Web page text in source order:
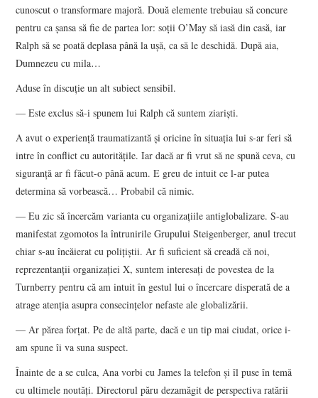
cunoscut o transformare majoră. Două elemente trebuiau să concure
pentru ca şansa să fie de partea lor: soţii O’May să iasă din casă, iar
Ralph să se poată deplasa până la uşă, ca să le deschidă. După aia,
Dumnezeu cu mila…
Aduse în discuţie un alt subiect sensibil.
— Este exclus să-i spunem lui Ralph că suntem ziarişti.
A avut o experienţă traumatizantă şi oricine în situaţia lui s-ar feri să
intre în conflict cu autorităţile. Iar dacă ar fi vrut să ne spună ceva, cu
siguranţă ar fi făcut-o până acum. E greu de intuit ce l-ar putea
determina să vorbească… Probabil că nimic.
— Eu zic să încercăm varianta cu organizaţiile antiglobalizare. S-au
manifestat zgomotos la întrunirile Grupului Steigenberger, anul trecut
chiar s-au încăierat cu poliţiştii. Ar fi suficient să creadă că noi,
reprezentanţii organizaţiei X, suntem interesaţi de povestea de la
Turnberry pentru că am intuit în gestul lui o încercare disperată de a
atrage atenţia asupra consecinţelor nefaste ale globalizării.
— Ar părea forţat. Pe de altă parte, dacă e un tip mai ciudat, orice i-
am spune îi va suna suspect.
Înainte de a se culca, Ana vorbi cu James la telefon şi îl puse în temă
cu ultimele noutăţi. Directorul păru dezamăgit de perspectiva ratării